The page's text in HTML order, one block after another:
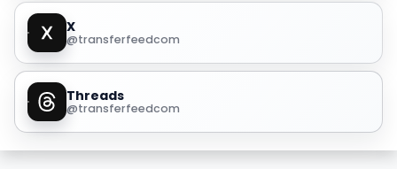
X
@transferfeedcom
Threads
@transferfeedcom